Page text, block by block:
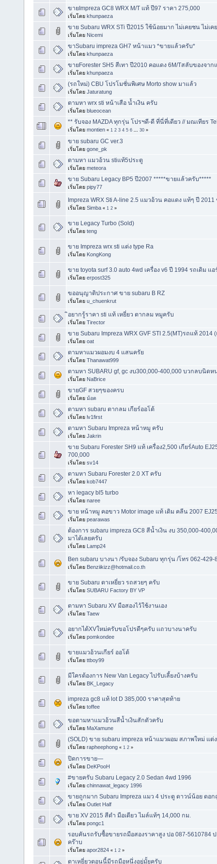
ขายImpreza GC8 WRX M/T แท้ ปี97 ราคา 275,000
เริ่มโดย khunpaeza
ขาย Subaru WRX STi ปี2015 ใช้น้อยมาก ไม่เคยชน ไม่เค
เริ่มโดย Nicemi
ขาSubaru impreza GH7 หน้าแมว *ขายแล้วครับ*
เริ่มโดย khunpaeza
ขายForester SH5 สีเทา ปี2010 คอแดง 6M/Tสลับของจา
เริ่มโดย khunpaeza
(รถใหม่) CBU โปรโมชั่นพิเศษ Morto show มาแล้ว
เริ่มโดย Jaturatung
ตามหา wrx sti หน้าเสือ น้ำเงิน ครับ
เริ่มโดย blueocean
** รับจอง MAZDA ทุกรุ่น โปรฯดี-ดี ที่นี่ที่เดียว // มณเทียร
เริ่มโดย montien « 1 2 3 4 5 6 30 »
ขาย subaru GC ver.3
เริ่มโดย gone_pk
ตามหา แมวอ้วน stiแท้5ประตู
เริ่มโดย meteora
ขาย Subaru Legacy BP5 ปี2007 *****ขายแล้วครับ*****
เริ่มโดย pipy77
Impreza WRX Sti A-line 2.5 แมวอ้วน คอแดง แท้ๆ ปี
เริ่มโดย Simba « 1 2 »
ขาย Legacy Turbo (Sold)
เริ่มโดย teng
ขาย Impreza wrx sti แต่ง type Ra
เริ่มโดย KongKong
ขาย toyota surf 3.0 auto 4wd เครื่อง v6 ปี 1994 รถเดิม แ
เริ่มโดย erpost325
ขออนุญาติประกาศ ขาย subaru B RZ
เริ่มโดย u_chuenkrut
ิอยากรู้ราคา sti แท้ เหยี่ยว ตากลม หมูครับ
เริ่มโดย Tirector
ขาย Subaru Impreza WRX GVF STI 2.5(MT)รถแท้ 2014
เริ่มโดย oat
ตามหาแมวผอมงบ 4 แสนครัย
เริ่มโดย Thanawat999
ตามหา SUBARU gf, gc งบ300,000-400,000 บวกลบนิดห
เริ่มโดย NaBrice
ขายGF สวยๆของครบ
เริ่มโดย ม้อด
ตามหา subaru ตากลม เกียร์ออโต้
เริ่มโดย lv1first
ตามหา Subaru Impreza หน้าหมู ครับ
เริ่มโดย Jakrin
ขาย Subaru Forester SH9 แท้ เครื่อง2,500 เกียร์Auto
700,000
เริ่มโดย sv14
ตามหา Subaru Forester 2.0 XT ครับ
เริ่มโดย kob7447
หา legacy bl5 turbo
เริ่มโดย naree
ขาย หน้าหมู คอขาว Motor image แท้ เดิม คลีน 2007
เริ่มโดย pearawas
ต้องการ subaru impreza GC8 สีน้ำเงิน งบ 350,000-
มาได้เลยครับ
เริ่มโดย Lamp24
Ben subaru บางนา /รับจอง Subaru ทุกรุ่น /โทร 062-
เริ่มโดย Benziikizz@hotmail.co.th
ขาย Subaru ตาเหยี่ยว รถสวยๆ ครับ
เริ่มโดย SUBARU Factory BY VP
ตามหา Subaru XV มือสองไว้ใช้งานเอง
เริ่มโดย Taew
อยากได้XVใหม่ครับขอโปรดีๆครับ เเถวบางนาครับ
เริ่มโดย pomkondee
ขายแมวอ้วนเกียร์ ออโต้
เริ่มโดย ttboy99
มีใครต้องการ New Van Legacy ไปรับเลี้ยงบ้างครับ
เริ่มโดย BK_Legacy
impreza gc8 แท้ lot D 385,000 ราคาสุดท้าย
เริ่มโดย toffee
ขอตามหาแมวอ้วนสีน้ำเงินสักตัวครับ
เริ่มโดย MaXamune
(SOLD) ขาย subaru impreza หน้าแมวผอม สภาพใหม่ แต่
เริ่มโดย rapheephong « 1 2 »
ปิดการขาย—
เริ่มโดย DeKPooH
#ขายครับ Subaru Legacy 2.0 Sedan 4wd 1996
เริ่มโดย chinnawat_legacy 1996
ขายถูกมาก Subaru Impreza แมว 4 ประตู ดาวน์น้อย ดอก
เริ่มโดย Outlet Half
ขาย XV 2015 สีดำ มือเดียว ไมล์แท้ๆ 14,000 กม.
เริ่มโดย pongc1
รอบคันรถรับซื้อขายรถมือสองราคาสูง ปอ 087-5610784
คร๊าบ
เริ่มโดย apor2824 « 1 2 »
ตาเหยี่ยวตอนนี้มีรถมือหนึ่งอยู่มั้ยครับ